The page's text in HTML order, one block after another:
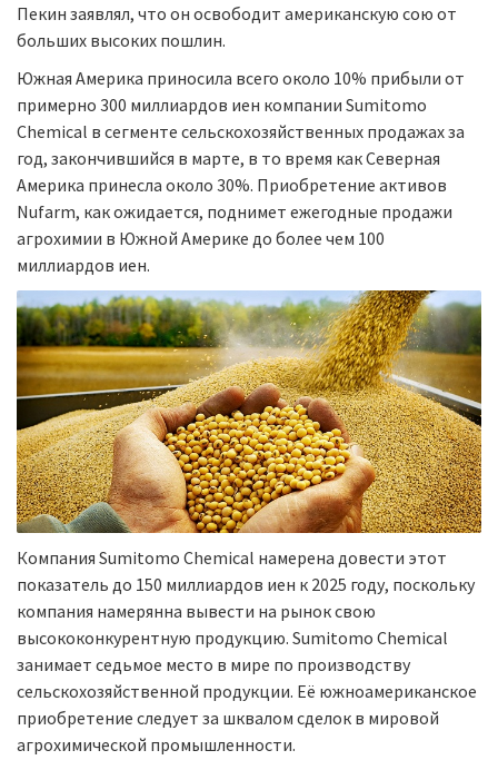
Пекин заявлял, что он освободит американскую сою от
больших высоких пошлин.
Южная Америка приносила всего около 10% прибыли от
примерно 300 миллиардов иен компании Sumitomo
Chemical в сегменте сельскохозяйственных продажах за
год, закончившийся в марте, в то время как Северная
Америка принесла около 30%. Приобретение активов
Nufarm, как ожидается, поднимет ежегодные продажи
агрохимии в Южной Америке до более чем 100
миллиардов иен.
Компания Sumitomo Chemical намерена довести этот
показатель до 150 миллиардов иен к 2025 году, поскольку
компания намерянна вывести на рынок свою
высококонкурентную продукцию. Sumitomo Chemical
занимает седьмое место в мире по производству
сельскохозяйственной продукции. Её южноамериканское
приобретение следует за шквалом сделок в мировой
агрохимической промышленности.